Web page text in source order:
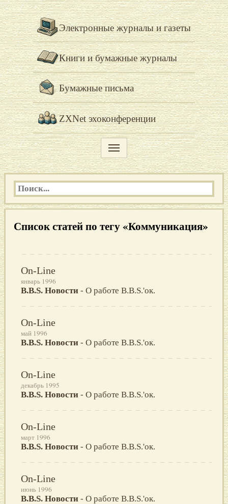
Электронные журналы и газеты
Книги и бумажные журналы
Бумажные письма
ZXNet эхоконференции
Список статей по тегу «Коммуникация»
On-Line
январь 1996
B.B.S. Новости - О работе B.B.S.'ок.
On-Line
май 1996
B.B.S. Новости - О работе B.B.S.'ок.
On-Line
декабрь 1995
B.B.S. Новости - О работе B.B.S.'ок.
On-Line
март 1996
B.B.S. Новости - О работе B.B.S.'ок.
On-Line
июнь 1996
B.B.S. Новости - О работе B.B.S.'ок.